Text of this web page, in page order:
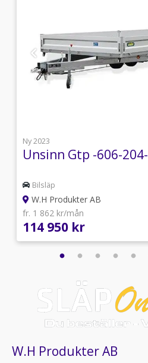
Ny 2023
Unsinn Gtp -606-204-
Bilsläp
W.H Produkter AB
fr. 1 862 kr/mån
114 950 kr
W.H Produkter AB